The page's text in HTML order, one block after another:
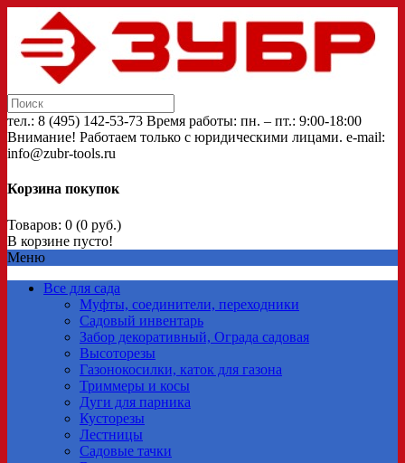
тел.: 8 (495) 142-53-73 Время работы: пн. – пт.: 9:00-18:00
Внимание! Работаем только с юридическими лицами. e-mail:
info@zubr-tools.ru
Корзина покупок
Товаров: 0 (0 руб.)
В корзине пусто!
Меню
Все для сада
Муфты, соединители, переходники
Садовый инвентарь
Забор декоративный, Ограда садовая
Высоторезы
Газонокосилки, каток для газона
Триммеры и косы
Дуги для парника
Кусторезы
Лестницы
Садовые тачки